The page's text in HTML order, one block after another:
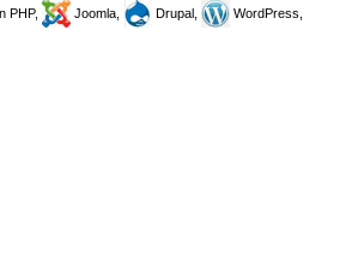
PHP, Joomla, Drupal,
WordPress,